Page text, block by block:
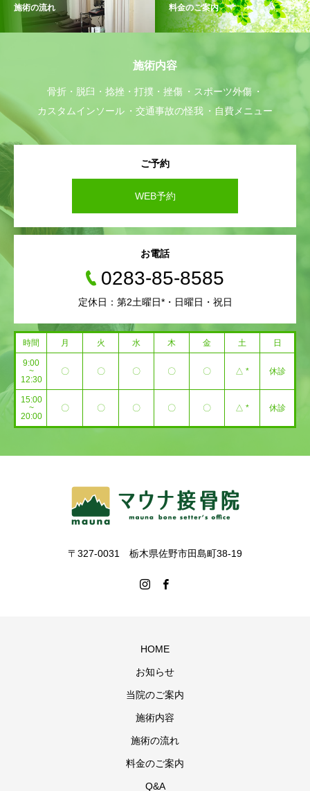
施術の流れ 料金のご案内
施術内容
骨折・脱臼・捻挫・打撲・挫傷
スポーツ外傷
カスタムインソール
交通事故の怪我 自費メニュー
ご予約
WEB予約
お電話
0283-85-8585
定休日：第2土曜日*・日曜日・祝日
時間 月 火 水 木 金 土 日
9:00
~
12:30
〇 〇 〇 〇 〇 △ * 休診
15:00
~
20:00
〇 〇 〇 〇 〇 △ * 休診
〒327-0031 栃木県佐野市田島町38-19
HOME
お知らせ
当院のご案内
施術内容
施術の流れ
料金のご案内
Q&A